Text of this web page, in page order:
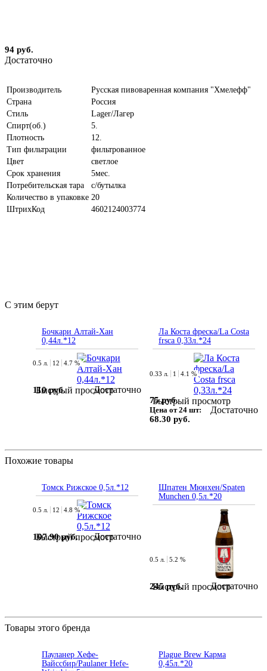
94 руб.
Достаточно
Производитель
Русская пивоваренная компания "Хмелефф"
Страна
Россия
Стиль
Lager/Лагер
Спирт(об.)
5.
Плотность
12.
Тип фильтрации
фильтрованное
Цвет
светлое
Срок хранения
5мес.
Потребительская тара
с/бутылка
Количество в упаковке 20
ШтрихКод
4602124003774
С этим берут
Бочкари Алтай-Хан
0,44л.*12
Быстрый просмотр
0.5 л. 12 4.7 %
110 руб. Достаточно
Ла Коста фреска/La Costa
frsca 0,33л.*24
Быстрый просмотр
0.33 л. 1 4.1 %
75 руб.
Цена от 24 шт:
68.30 руб.
Достаточно
Похожие товары
Томск Рижское 0,5л.*12
Быстрый просмотр
0.5 л. 12 4.8 %
107.90 руб. Достаточно
Шпатен Мюнхен/Spaten
Munchen 0,5л.*20
Быстрый просмотр
0.5 л. 5.2 %
245 руб. Достаточно
Товары этого бренда
Пауланер Хефе-
Вайссбир/Paulaner Hefe-
Plague Brew Карма
0,45л.*20